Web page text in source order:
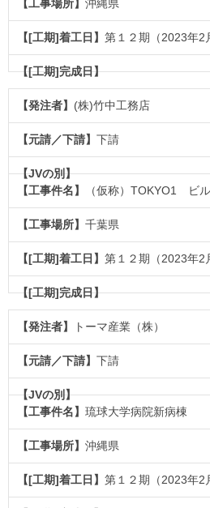
沖縄県
第１２期（2023年2
(株)竹中工務店
下請
（仮称）TOKYO1 ビ
千葉県
第１２期（2023年2
トーマ産業（株）
下請
琉球大学病院新病棟
沖縄県
第１２期（2023年2